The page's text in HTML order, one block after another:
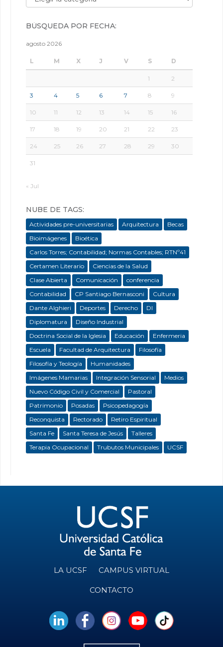
BÚSQUEDA POR FECHA:
agosto 2026
L M X J V S D
1 2
3 4 5 6 7 8 9
10 11 12 13 14 15 16
17 18 19 20 21 22 23
24 25 26 27 28 29 30
31
« Jul
NUBE DE TAGS:
Actividades pre-universitarias Arquitectura
Becas
Bioimágenes
Bioética
Carlos Torres; Contabilidad; Normas Contables; RTNº41
Certamen Literario
Ciencias de la Salud
Clase Abierta
Comunicación
conferencia
Contabilidad
CP Santiago Bernasconi
Cultura
Dante Alghieri
Deportes Derecho
DI
Diplomatura
Diseño Industrial
Doctrina Social de la Iglesia
Educación
Enfermeria
Escuela
Facultad de Arquitectura
Filosofía
Filosofía y Teología
Humanidades
Imágenes Mamarias
Integración Sensorial
Medios
Nuevo Código Civil y Comercial
Pastoral
Patrimonio
Posadas
Psicopedagogía
Reconquista
Rectorado
Retiro Espiritual
Santa Fe
Santa Teresa de Jesús
Talleres
Terapia Ocupacional
Trubutos Municipales UCSF
LA UCSF CAMPUS VIRTUAL
CONTACTO